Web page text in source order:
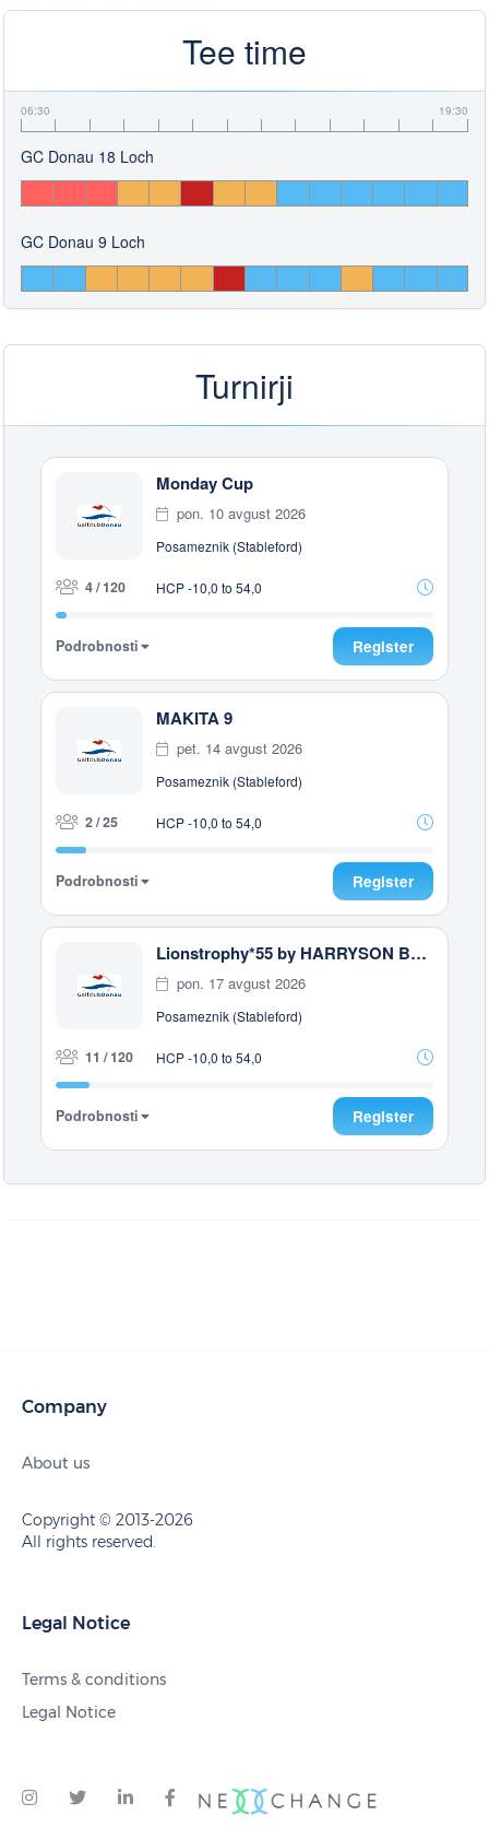
Tee time
06:30 19:30
GC Donau 18 Loch
GC Donau 9 Loch
Turnirji
Monday Cup
pon. 10 avgust 2026
Posameznik (Stableford)
4 / 120 HCP -10,0 to 54,0
Podrobnosti Register
MAKITA 9
pet. 14 avgust 2026
Posameznik (Stableford)
2 / 25 HCP -10,0 to 54,0
Podrobnosti Register
Lionstrophy*55 by HARRYSON Businesswear
pon. 17 avgust 2026
Posameznik (Stableford)
11 / 120 HCP -10,0 to 54,0
Podrobnosti Register
Company
About us
Copyright © 2013-2026
All rights reserved.
Legal Notice
Terms & conditions
Legal Notice